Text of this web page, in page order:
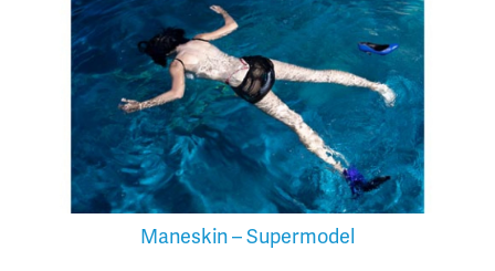
Maneskin – Supermodel